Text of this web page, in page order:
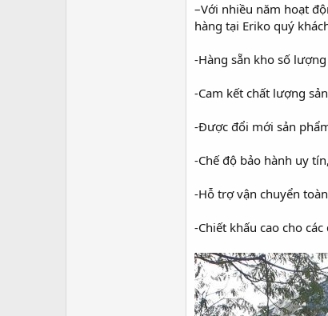
–Với nhiều năm hoạt
hàng tại Eriko quý
-Hàng sẵn kho số
-Cam kết chất lượng
-Được đổi mới sản
-Chế độ bảo hành uy
-Hỗ trợ vận chuyển
-Chiết khấu cao cho